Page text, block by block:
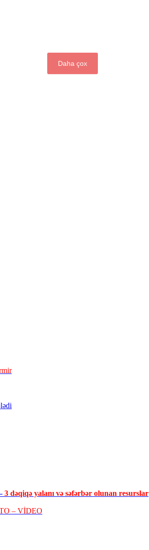
Daha çox
3 dəqiqə yalanı və səfərbər olunan resurslar
– VİDEO